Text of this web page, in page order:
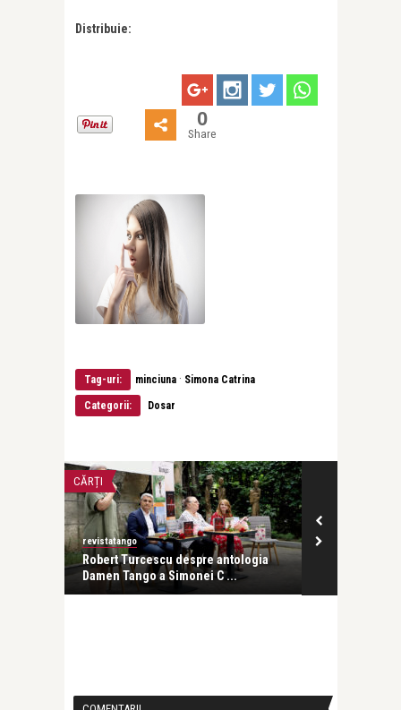
Distribuie:
0
Share
Tag-uri: minciuna · Simona Catrina
Categorii: Dosar
CĂRȚI
revistatango
Robert Turcescu despre antologia
Damen Tango a Simonei C ...